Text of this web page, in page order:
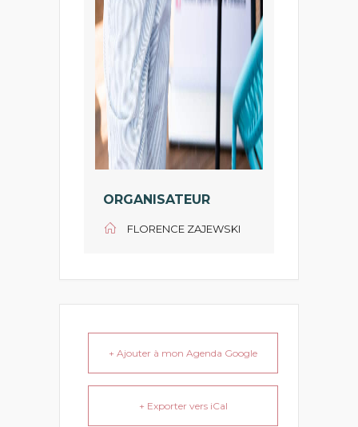
ORGANISATEUR
FLORENCE ZAJEWSKI
+ Ajouter à mon Agenda Google
+ Exporter vers iCal